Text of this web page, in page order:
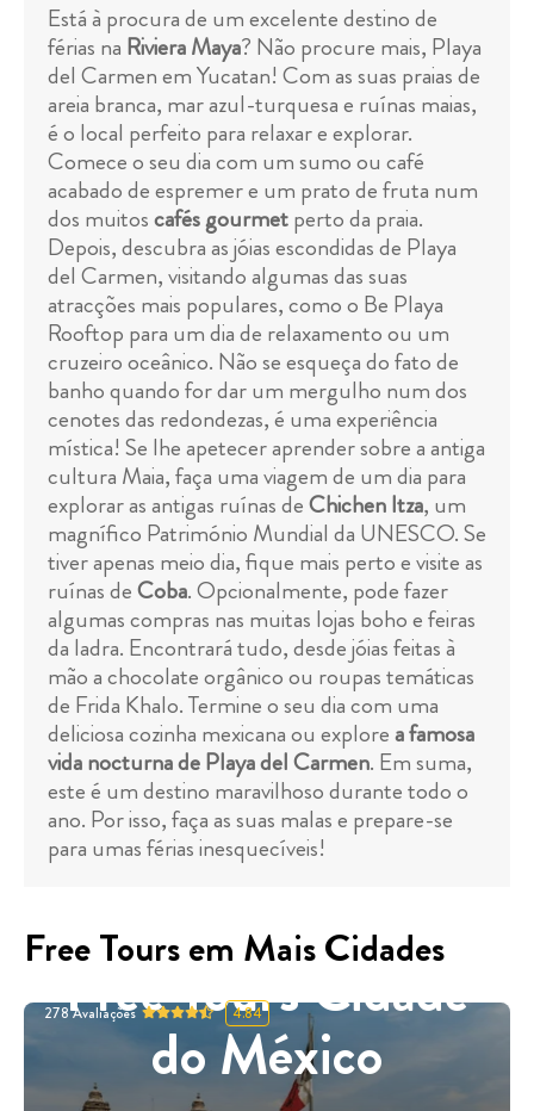
Está à procura de um excelente destino de
férias na Riviera Maya? Não procure mais, Playa
del Carmen em Yucatan! Com as suas praias de
areia branca, mar azul-turquesa e ruínas maias,
é o local perfeito para relaxar e explorar.
Comece o seu dia com um sumo ou café
acabado de espremer e um prato de fruta num
dos muitoscafés gourmetperto da praia.
Depois, descubra as jóias escondidas de Playa
del Carmen, visitando algumas das suas
atracções mais populares, como o Be Playa
Rooftop para um dia de relaxamento ou um
cruzeiro oceânico. Não se esqueça do fato de
banho quando for dar um mergulho num dos
cenotes das redondezas, é uma experiência
mística! Se lhe apetecer aprender sobre a antiga
cultura Maia, faça uma viagem de um dia para
explorar as antigas ruínas deChichen Itza, um
magnífico Património Mundial da UNESCO. Se
tiver apenas meio dia, fique mais perto e visite as
ruínas deCoba. Opcionalmente, pode fazer
algumas compras nas muitas lojas boho e feiras
da ladra. Encontrará tudo, desde jóias feitas à
mão a chocolate orgânico ou roupas temáticas
de Frida Khalo. Termine o seu dia com uma
deliciosa cozinha mexicana ou explorea famosa
vida nocturna de Playa del Carmen. Em suma,
este é um destino maravilhoso durante todo o
ano. Por isso, faça as suas malas e prepare-se
para umas férias inesquecíveis!
Free Tours em Mais Cidades
Free Tours Cidade
do México
278 Avaliações 4.84